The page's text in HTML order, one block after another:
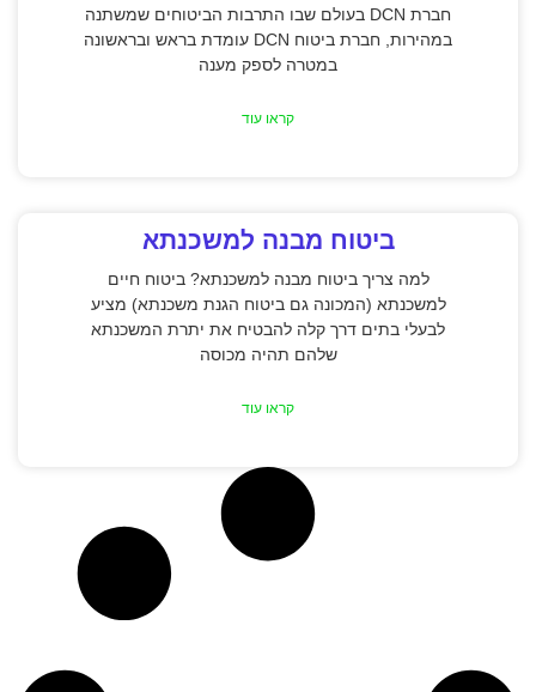
חברת DCN בעולם שבו התרבות הביטוחים שמשתנה
במהירות, חברת ביטוח DCN עומדת בראש ובראשונה
במטרה לספק מענה
קראו עוד
ביטוח מבנה למשכנתא
למה צריך ביטוח מבנה למשכנתא? ביטוח חיים
למשכנתא (המכונה גם ביטוח הגנת משכנתא) מציע
לבעלי בתים דרך קלה להבטיח את יתרת המשכנתא
שלהם תהיה מכוסה
קראו עוד